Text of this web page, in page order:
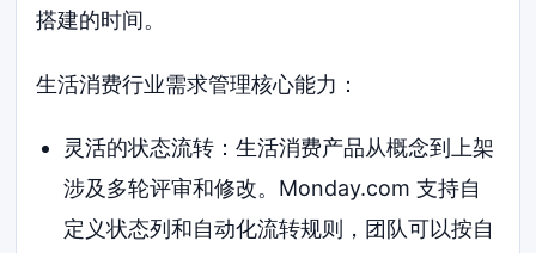
搭建的时间。
生活消费行业需求管理核心能力：
灵活的状态流转：生活消费产品从概念到上架
涉及多轮评审和修改。Monday.com 支持自
定义状态列和自动化流转规则，团队可以按自